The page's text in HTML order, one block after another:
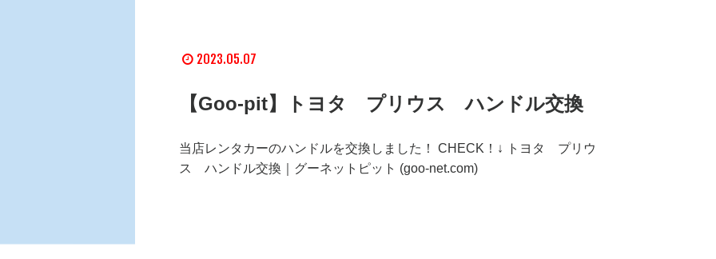
2023.05.07
【Goo-pit】トヨタ プリウス ハンドル交換
当店レンタカーのハンドルを交換しました！ CHECK！↓ トヨタ プリウ
ス ハンドル交換｜グーネットピット (goo-net.com)